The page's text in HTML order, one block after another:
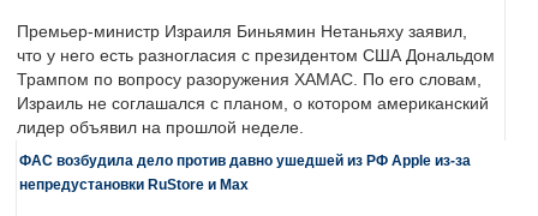
Премьер-министр Израиля Биньямин Нетаньяху заявил,
что у него есть разногласия с президентом США Дональдом
Трампом по вопросу разоружения ХАМАС. По его словам,
Израиль не соглашался с планом, о котором американский
лидер объявил на прошлой неделе.
ФАС возбудила дело против давно ушедшей из РФ Apple из-за
непредустановки RuStore и Max